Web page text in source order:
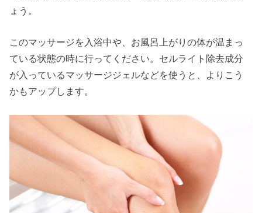
ょう。
このマッサージを入浴中や、お風呂上がりの体が温まっ
ている状態の時に行ってください。セルライト除去成分
が入っているマッサージジェルなどを使うと、よりこう
かもアップします。